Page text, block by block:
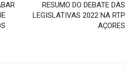
RESUMO DO DEBATE DAS
LEGISLATIVAS 2022 NA RTP
AÇORES